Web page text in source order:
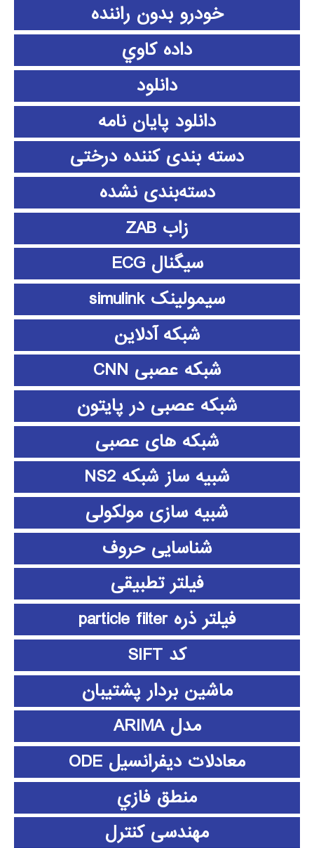
خودرو بدون راننده
داده كاوي
دانلود
دانلود پايان نامه
دسته بندی کننده درختی
دسته‌بندی نشده
زاب ZAB
سیگنال ECG
سیمولینک simulink
شبکه آدلاین
شبکه عصبی CNN
شبکه عصبی در پایتون
شبکه های عصبی
شبیه ساز شبکه NS2
شبیه سازی مولکولی
شناسایی حروف
فیلتر تطبیقی
فیلتر ذره particle filter
کد SIFT
ماشین بردار پشتیبان
مدل ARIMA
معادلات دیفرانسیل ODE
منطق فازي
مهندسی کنترل